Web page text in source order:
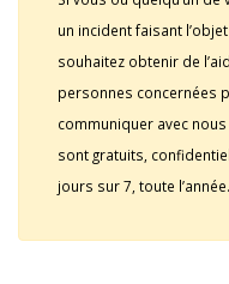
un incident faisant
souhaitez obtenir de
personnes concernées
communiquer avec
sont gratuits,
jours sur 7, toute l’année.